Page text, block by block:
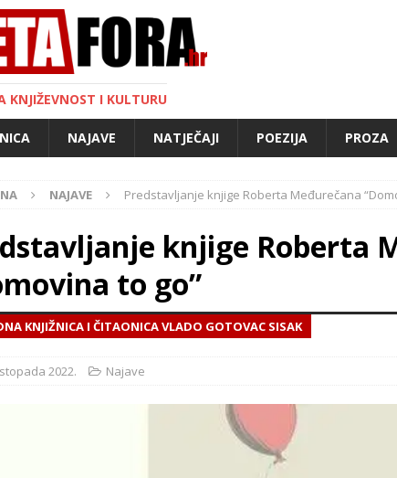
KNJIŽEVNOST I KULTURU
NAJAVE NATJEČAJI POEZIJA PROZA
NAJAVE Predstavljanje knjige Roberta Međurečana
knjige Roberta
to go”
KNJIŽNICA I ČITAONICA VLADO GOTOVAC SISAK
2022. Najave